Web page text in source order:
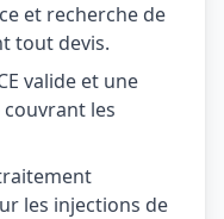
et recherche de
tout devis.
valide et une
les
les injections de